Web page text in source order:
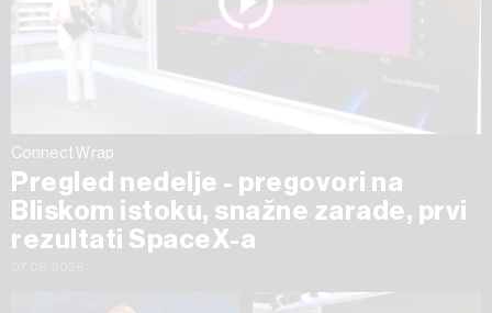
Connect Wrap
Pregled nedelje - pregovori na
Bliskom istoku, snažne zarade, prvi
rezultati SpaceX-a